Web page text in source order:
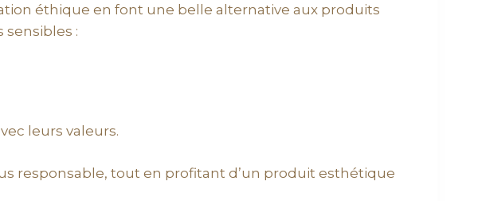
éthique en font une belle alternative aux produits
:
leurs valeurs.
responsable, tout en profitant d’un produit esthétique